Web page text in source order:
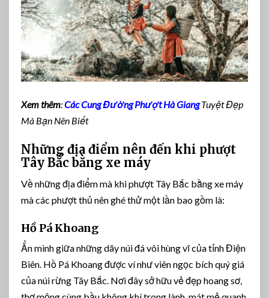
Xem thêm:Các Cung Đường Phượt Hà GiangTuyệt Đẹp
Mà Bạn Nên Biết
Những địa điểm nên đến khi phượt
Tây Bắc bằng xe máy
Về những địa điểm mà khi phượt Tây Bắc bằng xe máy
mà các phượt thủ nên ghé thử một lần bao gồm là:
Hồ Pá Khoang
Ẩn mình giữa những dãy núi đá vôi hùng vĩ của tỉnh Điện
Biên. Hồ Pá Khoang được ví như viên ngọc bích quý giá
của núi rừng Tây Bắc. Nơi đây sở hữu vẻ đẹp hoang sơ,